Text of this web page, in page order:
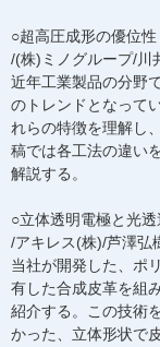
○超高圧成形の優位性
/(株)ミノグループ/川
近年工業製品の分野
のトレンドとなって
れらの特徴を理解し
稿では各工法の違い
解説する。
○立体透明電極と光
/アキレス(株)/芦澤弘
当社が開発した、ポ
有した合成皮革を組
紹介する。この技術
かった、立体形状で